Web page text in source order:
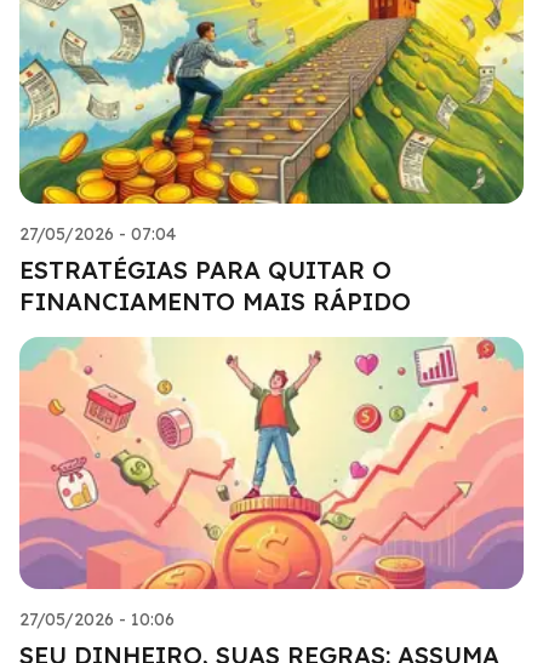
27/05/2026 - 07:04
ESTRATÉGIAS PARA QUITAR O
FINANCIAMENTO MAIS RÁPIDO
27/05/2026 - 10:06
SEU DINHEIRO, SUAS REGRAS: ASSUMA